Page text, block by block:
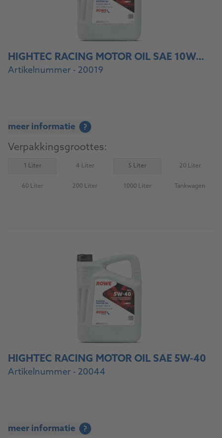
HIGHTEC RACING MOTOR OIL SAE 10W-60
Artikelnummer - 20019
meer informatie ?
Verpakkingsgroottes:
1 Liter 4 Liter
(Not available) 5 Liter 20 Liter
(Not
60 Liter
(Not available) 200 Liter(Not available) 1000 Liter(Not available)Tankwagen
(Not
HIGHTEC RACING MOTOR OIL SAE 5W-40
Artikelnummer - 20044
meer informatie ?